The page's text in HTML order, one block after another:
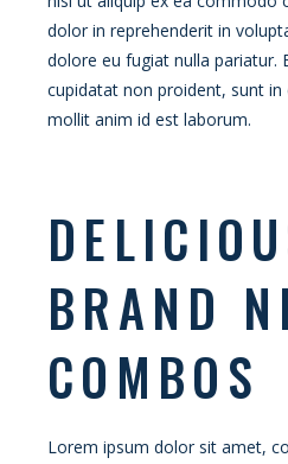
dolor in reprehenderit in
dolore eu fugiat nulla pariatur.
cupidatat non proident, sunt
mollit anim id est laborum.
BRAND
COMBOS
Lorem ipsum dolor sit amet,